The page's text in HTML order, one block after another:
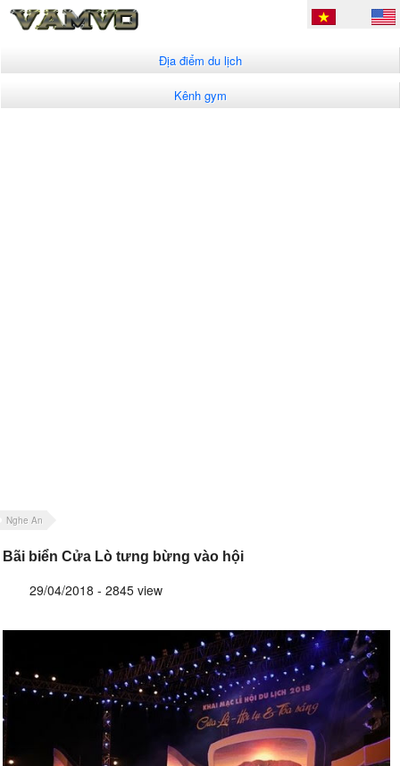
Địa điểm du lịch
Kênh gym
Nghe An
Bãi biển Cửa Lò tưng bừng vào hội
29/04/2018 - 2845 view